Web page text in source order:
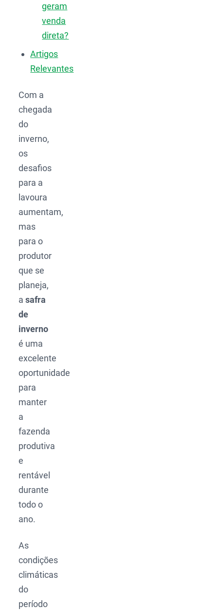
geram
venda
direta?
Artigos
Relevantes
Com a
chegada
do
inverno,
os
desafios
para a
lavoura
aumentam,
mas
para o
produtor
que se
planeja,
asafra
de
inverno
é uma
excelente
oportunidade
para
manter
a
fazenda
produtiva
e
rentável
durante
todo o
ano.
As
condições
climáticas
do
período